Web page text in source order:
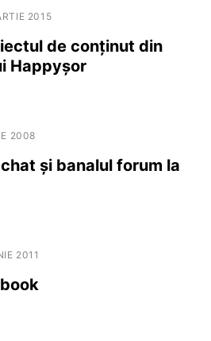
2015
de conținut din
Happyșor
2008
şi banalul forum la
2011